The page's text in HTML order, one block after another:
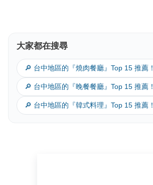
大家都在搜尋
🔎 台中地區的『燒肉餐廳』Top 15 推薦！
🔎 台中地區的『晚餐餐廳』Top 15 推薦！
🔎 台中地區的『韓式料理』Top 15 推薦！